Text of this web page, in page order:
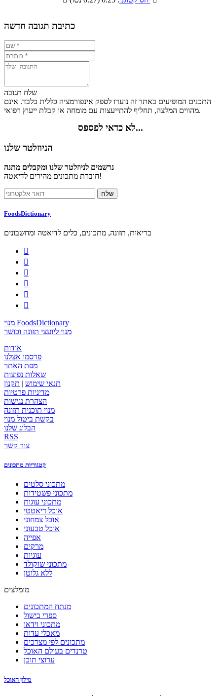
27.1% 49.1%
כתיבת תגובה חדשה
שלח תגובה
התכנים המופיעים באתר זה נועדו לספק אינפורמציה כללית בלבד. אינם
מהווים המלצה, תחליף להתייעצות עם מומחה או קבלת ייעוץ רפואי.
לא כדאי לפספס...
הניוזלטר שלנו
נרשמים לניוזלטר שלנו ומקבלים מתנה
חוברת מתכונים מהירים לדיאטה!
FoodsDictionary
בריאות, תזונה, מתכונים, כלים לדיאטה ומחשבונים






מנוי FoodsDictionary
מנוי ליועצי תזונה וכושר
אודות
פרסמו אצלנו
מפת האתר
שאלות נפוצות
תנאי שימוש | תקנון
מדיניות פרטיות
הצהרת נגישות
מנוי תוכנית תזונה
בקשת ביטול מנוי
הבלוג שלנו
RSS
צור קשר
קטגוריות מתכונים
מתכוני סלטים
מתכוני פשטידות
מתכוני עוגות
אוכל דיאטטי
אוכל צמחוני
אוכל טבעוני
אפייה
מרקים
עוגיות
מתכוני שוקולד
ללא גלוטן
מומלצים
מנתח המתכונים
ספרי בישול
מתכוני וידאו
מאכלי עדות
מתכונים לפי מצרכים
טרנדים בעולם האוכל
ערוצי תוכן
מילון האוכל